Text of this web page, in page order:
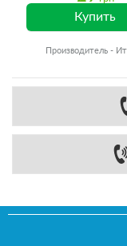
Купить
Производитель -